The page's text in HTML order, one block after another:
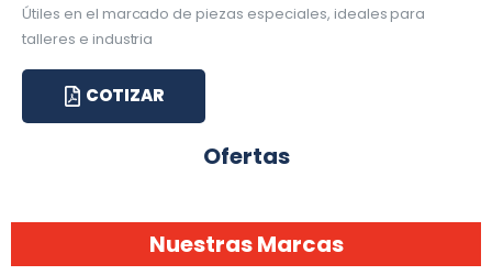
Útiles en el marcado de piezas especiales, ideales para
talleres e industria
COTIZAR
Ofertas
Nuestras Marcas